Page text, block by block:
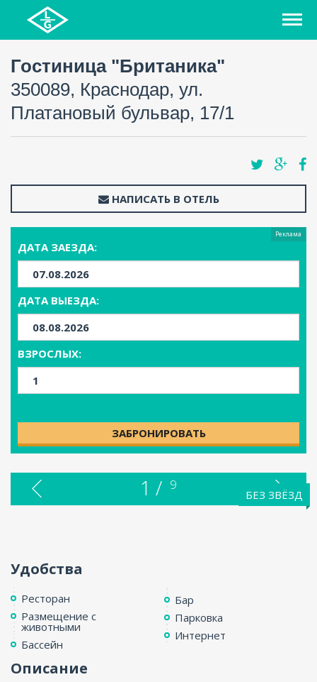
Гостиница "Британика"
350089, Краснодар, ул.
Платановый бульвар, 17/1
НАПИСАТЬ В ОТЕЛЬ
Реклама
ДАТА ЗАЕЗДА:
ДАТА ВЫЕЗДА:
ВЗРОСЛЫХ:
ЗАБРОНИРОВАТЬ
БЕЗ ЗВЁЗД
1 / 9
Удобства
Ресторан
Размещение с
животными
Бассейн
Бар
Парковка
Интернет
Описание